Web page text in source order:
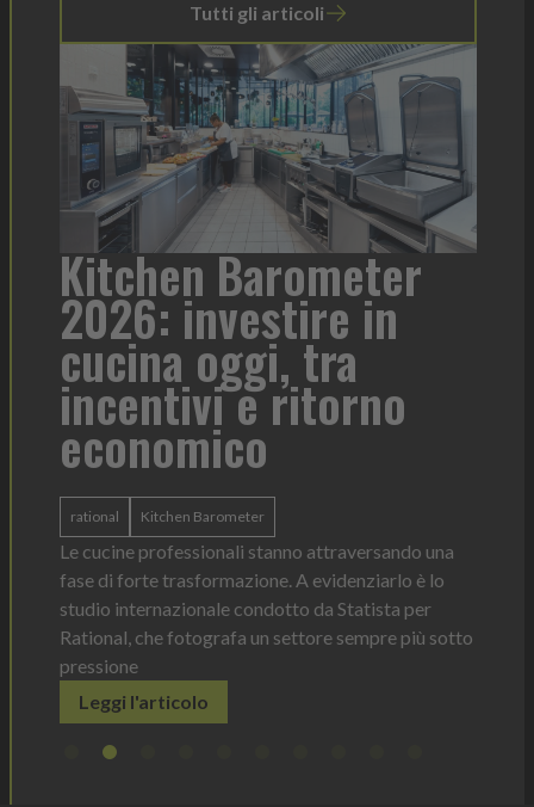
Tutti gli articoli
Kitchen Barometer
2026: investire in
cucina oggi, tra
incentivi e ritorno
economico
rational Kitchen Barometer
Le cucine professionali stanno attraversando una
fase di forte trasformazione. A evidenziarlo è lo
studio internazionale condotto da Statista per
Rational, che fotografa un settore sempre più sotto
pressione
Leggi l'articolo